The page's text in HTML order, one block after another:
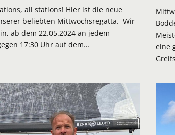
all stations! Hier ist die neue
beliebten Mittwochsregatta. Wir
ab dem 22.05.2024 an jedem
17:30 Uhr auf dem…
eine